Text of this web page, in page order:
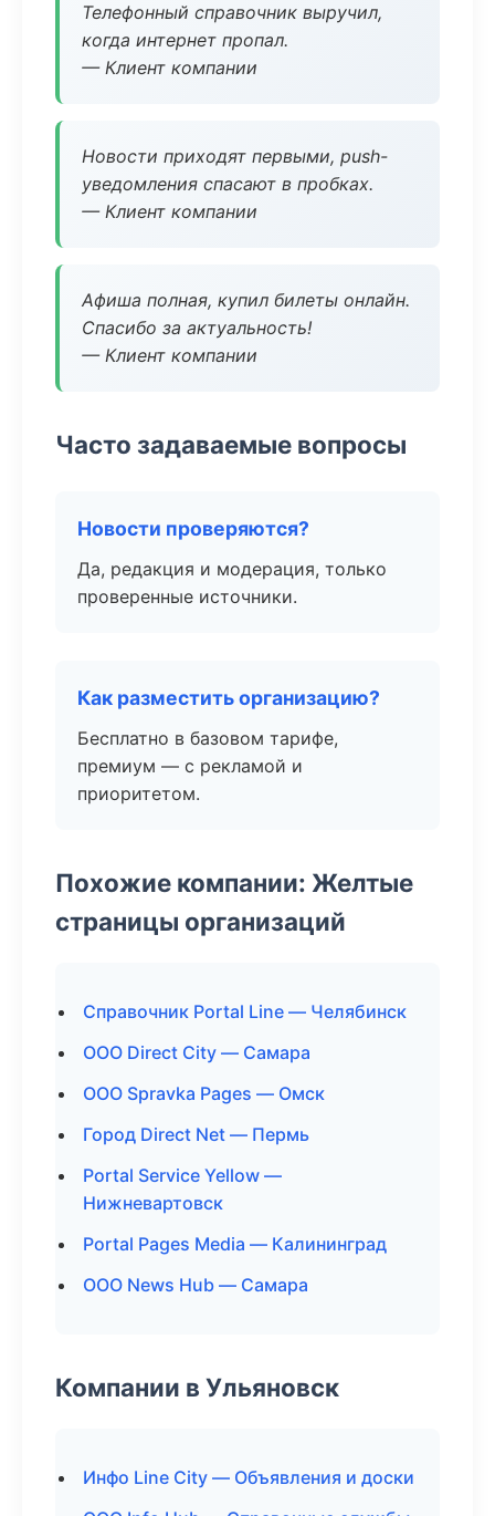
Телефонный справочник выручил,
когда интернет пропал.
— Клиент компании
Новости приходят первыми, push-
уведомления спасают в пробках.
— Клиент компании
Афиша полная, купил билеты онлайн.
Спасибо за актуальность!
— Клиент компании
Часто задаваемые вопросы
Новости проверяются?
Да, редакция и модерация, только
проверенные источники.
Как разместить организацию?
Бесплатно в базовом тарифе,
премиум — с рекламой и
приоритетом.
Похожие компании: Желтые
страницы организаций
Справочник Portal Line — Челябинск
ООО Direct City — Самара
ООО Spravka Pages — Омск
Город Direct Net — Пермь
Portal Service Yellow —
Нижневартовск
Portal Pages Media — Калининград
ООО News Hub — Самара
Компании в Ульяновск
Инфо Line City — Объявления и доски